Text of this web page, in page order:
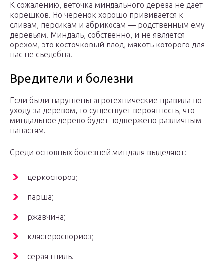
К сожалению, веточка миндального дерева не дает
корешков. Но черенок хорошо прививается к
сливам, персикам и абрикосам — родственным ему
деревьям. Миндаль, собственно, и не является
орехом, это косточковый плод, мякоть которого для
нас не съедобна.
Вредители и болезни
Если были нарушены агротехнические правила по
уходу за деревом, то существует вероятность, что
миндальное дерево будет подвержено различным
напастям.
Среди основных болезней миндаля выделяют:
церкоспороз;
парша;
ржавчина;
клястероспориоз;
серая гниль.